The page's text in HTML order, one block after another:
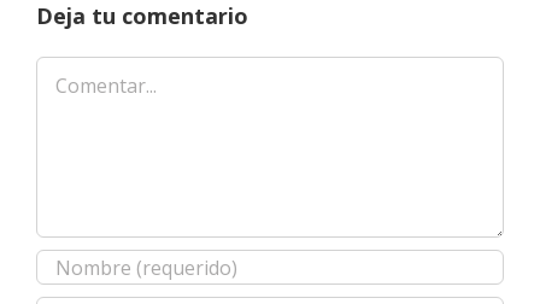
Deja tu comentario
Comentar